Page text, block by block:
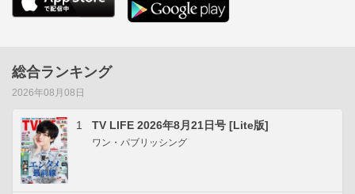
総合ランキング
2026年08月08日
1 TV LIFE 2026年8月21日号 [Lite版]
ワン・パブリッシング